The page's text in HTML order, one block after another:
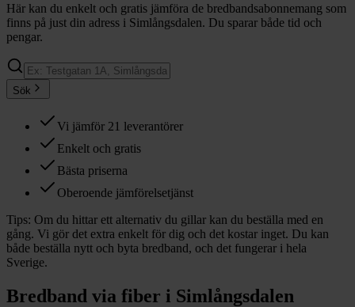
Här kan du enkelt och gratis jämföra de bredbandsabonnemang som
finns på just din adress i Simlångsdalen. Du sparar både tid och
pengar.
Sök
Vi jämför 21 leverantörer
Enkelt och gratis
Bästa priserna
Oberoende jämförelsetjänst
Tips: Om du hittar ett alternativ du gillar kan du beställa med en
gång. Vi gör det extra enkelt för dig och det kostar inget. Du kan
både beställa nytt och byta bredband, och det fungerar i hela
Sverige.
Bredband via fiber i Simlångsdalen